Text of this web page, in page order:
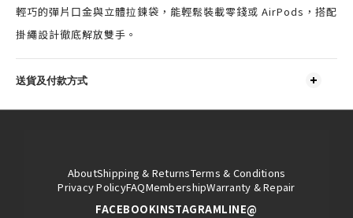
輕巧的彈片口金與立體拉鍊袋，能輕鬆裝載零錢或 AirPods，搭配
掛繩設計徹底解放雙手。
送貨及付款方式
AboutShipping & ReturnsTerms & Conditions
Privacy PolicyFAQMembershipWarranty & Repair
FACEBOOKINSTAGRAMLINE@